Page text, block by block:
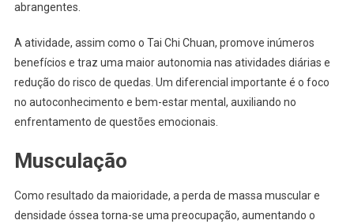
abrangentes.
A atividade, assim como o Tai Chi Chuan, promove inúmeros
benefícios e traz uma maior autonomia nas atividades diárias e
redução do risco de quedas. Um diferencial importante é o foco
no autoconhecimento e bem-estar mental, auxiliando no
enfrentamento de questões emocionais.
Musculação
Como resultado da maioridade, a perda de massa muscular e
densidade óssea torna-se uma preocupação, aumentando o